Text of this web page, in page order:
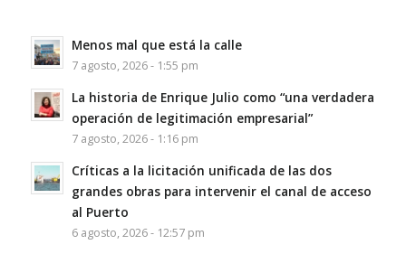
Menos mal que está la calle
7 agosto, 2026 - 1:55 pm
La historia de Enrique Julio como “una verdadera
operación de legitimación empresarial”
7 agosto, 2026 - 1:16 pm
Críticas a la licitación unificada de las dos
grandes obras para intervenir el canal de acceso
al Puerto
6 agosto, 2026 - 12:57 pm